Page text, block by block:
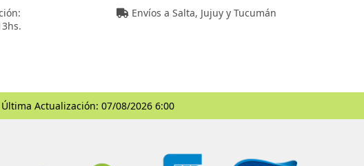
Envíos a Salta, Jujuy y Tucumán
Actualización: 07/08/2026 6:00